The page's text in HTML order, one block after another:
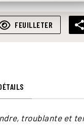
FEUILLETER
troublante et